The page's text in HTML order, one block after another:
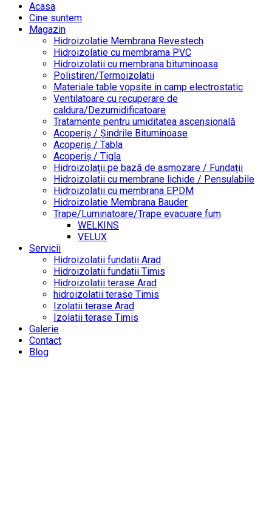
Acasa
Cine suntem
Magazin
Hidroizolatie Membrana Revestech
Hidroizolatie cu membrama PVC
Hidroizolatii cu membrana bituminoasa
Polistiren/Termoizolatii
Materiale table vopsite in camp electrostatic
Ventilatoare cu recuperare de
caldura/Dezumidificatoare
Tratamente pentru umiditatea ascensională
Acoperiș / Șindrile Bituminoase
Acoperiș / Tabla
Acoperiș / Tigla
Hidroizolații pe bază de asmozare / Fundații
Hidroizolatii cu membrane lichide / Pensulabile
Hidroizolatii cu membrana EPDM
Hidroizolatie Membrana Bauder
Trape/Luminatoare/Trape evacuare fum
WELKINS
VELUX
Servicii
Hidroizolatii fundatii Arad
Hidroizolatii fundatii Timis
Hidroizolatii terase Arad
hidroizolatii terase Timis
Izolatii terase Arad
Izolatii terase Timis
Galerie
Contact
Blog